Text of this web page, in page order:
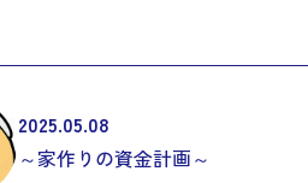
2025.05.08
～家作りの資金計画～